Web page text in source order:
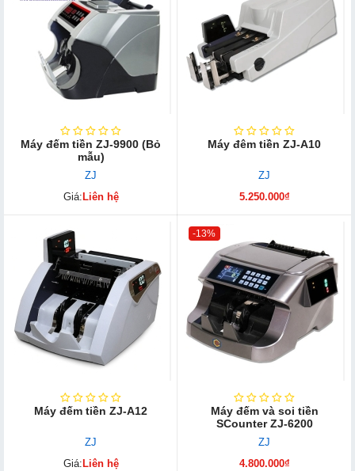
Máy đếm tiền ZJ-9900 (Bỏ
mẫu)
ZJ
Giá: Liên hệ
Máy đêm tiền ZJ-A10
ZJ
5.250.000₫
Máy đếm tiền ZJ-A12
ZJ
Giá: Liên hệ
-13%
Máy đếm và soi tiền
SCounter ZJ-6200
ZJ
4.800.000₫